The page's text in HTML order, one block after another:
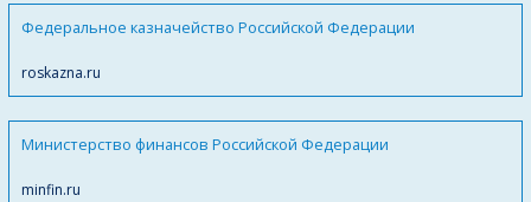
Федеральное казначейство Российской Федерации
roskazna.ru
Министерство финансов Российской Федерации
minfin.ru